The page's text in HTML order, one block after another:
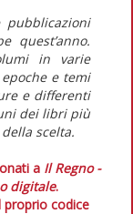
quest’anno.
in varie
e temi
e differenti
dei libri più
scelta.
a Il Regno -
digitale.
proprio codice